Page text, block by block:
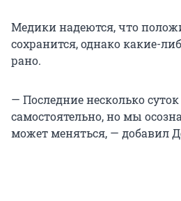
Медики надеются, что
сохранится, однако какие-
рано.
— Последние несколько
самостоятельно, но мы
может меняться, — добавил